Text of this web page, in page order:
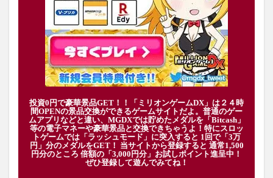
投資0円で豪華景品GET！！「ミリオンゲームDX」は２４時
間OPENの景品交換ができるゲームサイトだよ。普通のゲー
ムアプリなどと違い、MGDXでは貯めたメダルを「Bitcash」
等の電子マネーや豪華景品と交換できちゃうよ！特にスロッ
トゲームでは「ラッシュモード」に突入すると 1回で「3万
円」分のメダルをGET！ 当サイトから登録すると 通常1,500
円分のところ 倍額の「3,000円分」お試しポイント進呈中！
ぜひ登録して遊んでみてね！